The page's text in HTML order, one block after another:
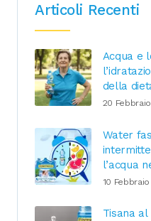
Articoli Recenti
Acqua e
della
20
Water
l’acqua
10
Tisana